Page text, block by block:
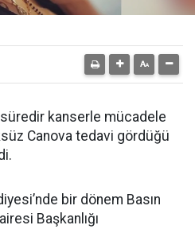
kanserle mücadele
Canova tedavi gördüğü
bir dönem Basın
Başkanlığı